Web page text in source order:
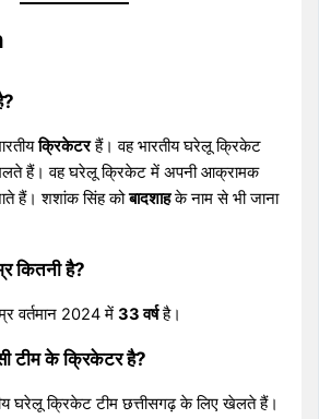
क्रिकेटरहैं। वह भारतीय घरेलू क्रिकेट
हैं। वह घरेलू क्रिकेट में अपनी आक्रामक
हैं। शशांक सिंह कोबादशाहके नाम से भी जाना
कितनी है?
वर्तमान 2024 में33 वर्षहै।
टीम के क्रिकेटर है?
घरेलू क्रिकेट टीम छत्तीसगढ़ के लिए खेलते हैं।